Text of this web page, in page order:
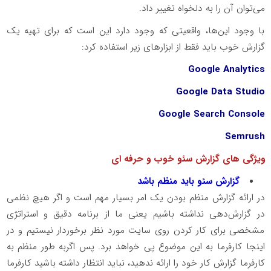
می‌توان آن را به دلخواه تغییر داد.
با وجود این‌ها، واقعیتی که وجود دارد این است که برای تهیه یک
گزارش خوب باید فقط از ابزارهای زیر استفاده کرد:
Google Analytics
Google Data Studio
Google Search Console
Semrush
ویژگی های گزارش سئو خوب و حرفه ای
گزارش سئو باید منظم باشد
در ارائه گزارش منظم بودن یک امر بسیار مهم است و اگر هیچ نظمی
در گزارش‌دهی نداشته باشیم یعنی ما از برنامه دقیق و استراتژی
مشخصی برای کار کردن روی سایت مورد نظر برخوردار نیستیم و در
اینجا کارفرما به این موضوع پی خواهد برد. پس اگربه طور منظم به
کارفرما گزارش کار خود را ارائه ندهید، نباید انتظار داشته باشید کارفرما